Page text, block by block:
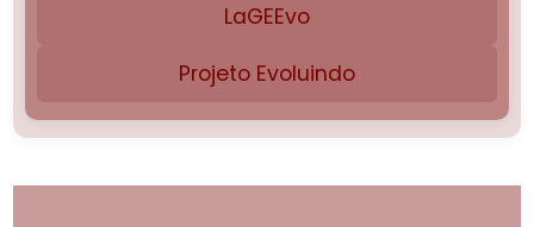
LaGEEvo
Projeto Evoluindo